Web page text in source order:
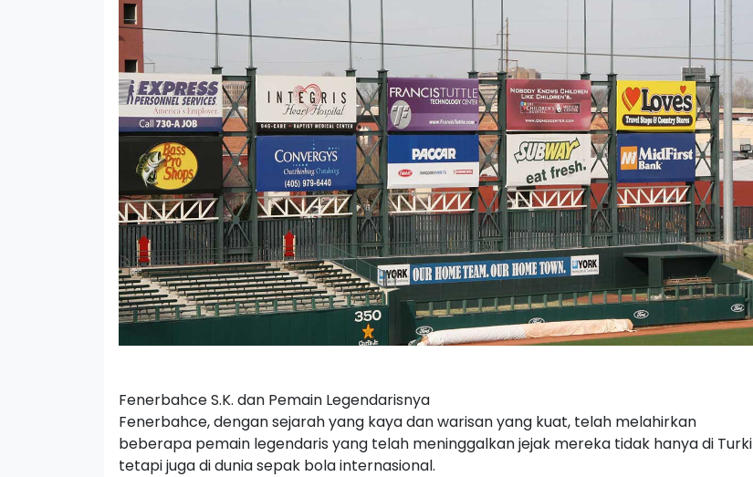
Fenerbahce S.K. dan Pemain Legendarisnya
Fenerbahce, dengan sejarah yang kaya dan warisan yang kuat, telah melahirkan
beberapa pemain legendaris yang telah meninggalkan jejak mereka tidak hanya di Turki
tetapi juga di dunia sepak bola internasional.